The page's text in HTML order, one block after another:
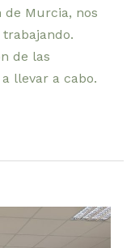
de Murcia, nos
de las
llevar a cabo.